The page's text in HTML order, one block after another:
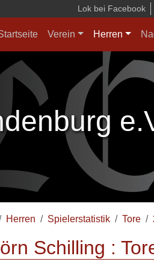
Lok bei Facebook
Verein Herren
Herren Spielerstatistik Tore
Schilling :